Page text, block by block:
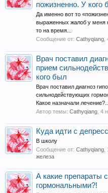
пожизненно. У кого
Да именно вот то
выраженных жалоб у меня
то на время...
Сообщение от: Cathyqiang
Врач поставил
прием
кого был
Врач поставил диагноз
сильнодействующих
Какое назначали лечение?...
Автор темы: Cathyqiang 4
Куда идти с
В школу
Сообщение от: Cathyqiang
железа
А какие препараты
гормональными?!